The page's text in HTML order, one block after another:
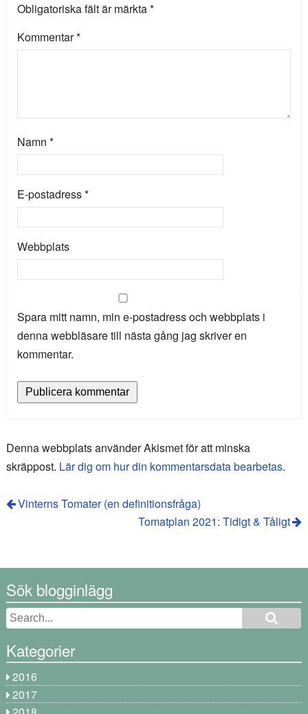
Obligatoriska fält är märkta*
Kommentar*
Namn *
E-postadress*
Webbplats
Spara mitt namn, min e-postadress och webbplats i
denna webbläsare till nästa gång jag skriver en
kommentar.
Denna webbplats använder Akismet för att minska
skräppost. Lär dig om hur din kommentarsdata bearbetas.
Vinterns Tomater (en definitionsfråga)
Tomatplan 2021: Tidigt & Tåligt
Sök blogginlägg
Kategorier
2016
2017